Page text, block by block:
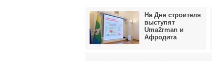
На Дне строителя
выступят
Uma2rman и
Афродита